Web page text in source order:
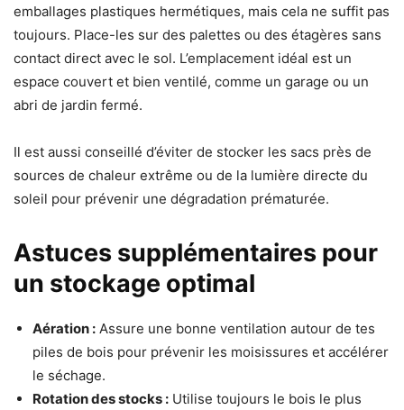
emballages plastiques hermétiques, mais cela ne suffit pas
toujours. Place-les sur des palettes ou des étagères sans
contact direct avec le sol. L’emplacement idéal est un
espace couvert et bien ventilé, comme un garage ou un
abri de jardin fermé.
Il est aussi conseillé d’éviter de stocker les sacs près de
sources de chaleur extrême ou de la lumière directe du
soleil pour prévenir une dégradation prématurée.
Astuces supplémentaires pour
un stockage optimal
Aération : Assure une bonne ventilation autour de tes
piles de bois pour prévenir les moisissures et accélérer
le séchage.
Rotation des stocks : Utilise toujours le bois le plus